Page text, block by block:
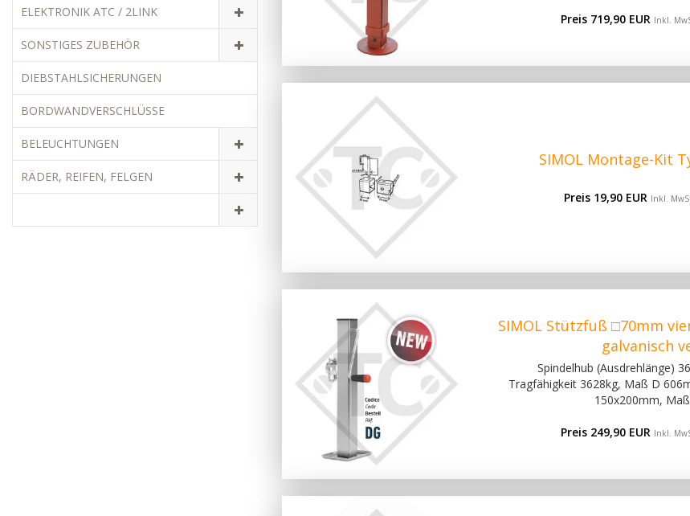
ELEKTRONIK ATC / 2LINK
SONSTIGES ZUBEHÖR
DIEBSTAHLSICHERUNGEN
BORDWANDVERSCHLÜSSE
BELEUCHTUNGEN
RÄDER, REIFEN, FELGEN
Preis 719,90 EUR Inkl.
SIMOL Montage-Kit
Preis 19,90 EUR Inkl.
SIMOL Stützfuß □70mm
galvanisch
Spindelhub (Ausdrehlänge)
Tragfähigkeit 3628kg, Maß D
150x200mm,
Preis 249,90 EUR Inkl.